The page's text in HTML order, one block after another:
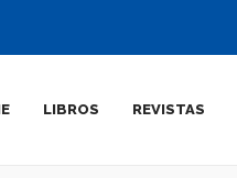
LIBROS REVISTAS